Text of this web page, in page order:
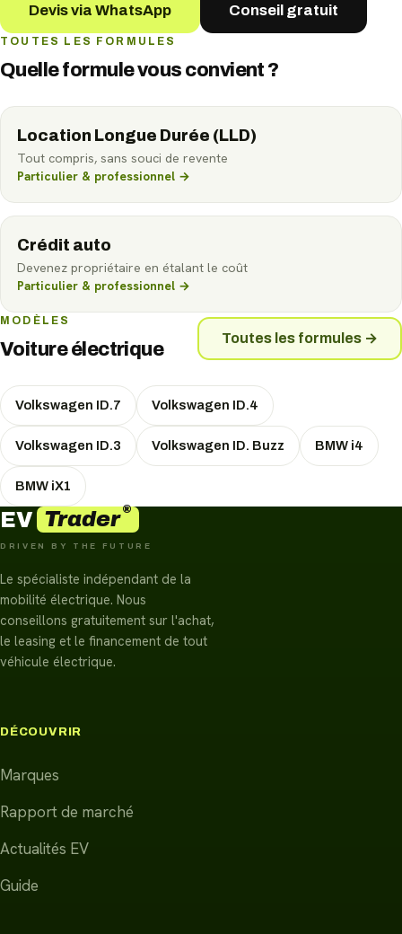
Devis via WhatsApp Conseil gratuit
TOUTES LES FORMULES
Quelle formule vous convient ?
Location Longue Durée (LLD)
Tout compris, sans souci de revente
Particulier & professionnel →
Crédit auto
Devenez propriétaire en étalant le coût
Particulier & professionnel →
MODÈLES
Voiture électrique
Toutes les formules→
Volkswagen ID.7 Volkswagen ID.4
Volkswagen ID.3 Volkswagen ID. Buzz BMW i4
BMW iX1
EV Trader®
DRIVEN BY THE FUTURE
Le spécialiste indépendant de la
mobilité électrique. Nous
conseillons gratuitement sur l'achat,
le leasing et le financement de tout
véhicule électrique.
DÉCOUVRIR
Marques
Rapport de marché
Actualités EV
Guide